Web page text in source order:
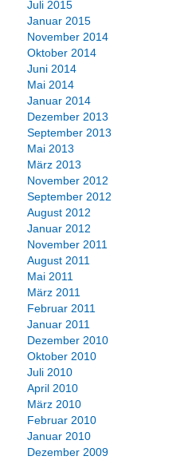
Juli 2015
Januar 2015
November 2014
Oktober 2014
Juni 2014
Mai 2014
Januar 2014
Dezember 2013
September 2013
Mai 2013
März 2013
November 2012
September 2012
August 2012
Januar 2012
November 2011
August 2011
Mai 2011
März 2011
Februar 2011
Januar 2011
Dezember 2010
Oktober 2010
Juli 2010
April 2010
März 2010
Februar 2010
Januar 2010
Dezember 2009